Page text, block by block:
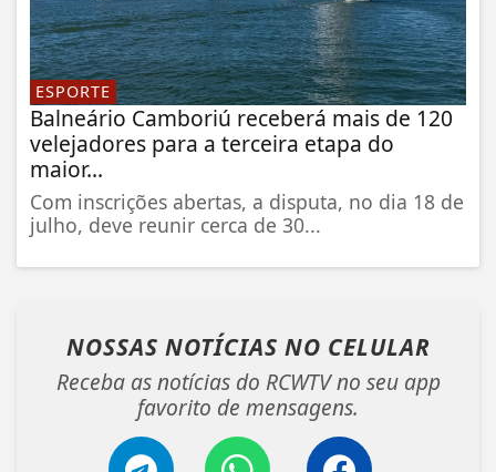
ESPORTE
Balneário Camboriú receberá mais de 120
velejadores para a terceira etapa do
maior...
Com inscrições abertas, a disputa, no dia 18 de
julho, deve reunir cerca de 30...
NOSSAS NOTÍCIAS NO CELULAR
Receba as notícias do RCWTV no seu app
favorito de mensagens.